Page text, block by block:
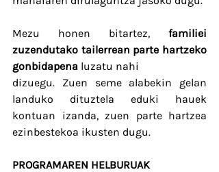
Mezu honen bitartez, familiei
zuzendutako tailerrean parte hartzeko
gonbidapena luzatu nahi
dizuegu. Zuen seme alabekin gelan
landuko dituztela eduki hauek
kontuan izanda, zuen parte hartzea
ezinbestekoa ikusten dugu.
PROGRAMAREN HELBURUAK